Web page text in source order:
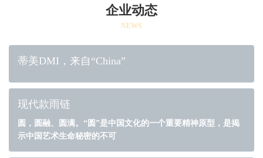
企业动态
NEWS
蒂美DMI，来自“China”
现代款雨链
圆，圆融、圆满。“圆”是中国文化的一个重要精神原型，是揭
示中国艺术生命秘密的不可